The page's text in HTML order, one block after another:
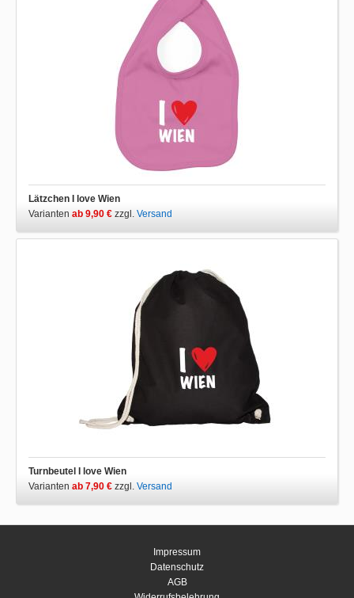
Lätzchen I love Wien
Varianten ab 9,90 € zzgl. Versand
Turnbeutel I love Wien
Varianten ab 7,90 € zzgl. Versand
Impressum
Datenschutz
AGB